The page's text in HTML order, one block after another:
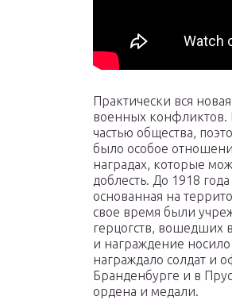
Практически вся
военных конфликтов.
частью общества,
было особое
наградах, которые
доблесть. До 1918
основанная на
свое время были
герцогств, вошедших
и награждение
награждало солдат и
Бранденбурге и в
ордена и медали.